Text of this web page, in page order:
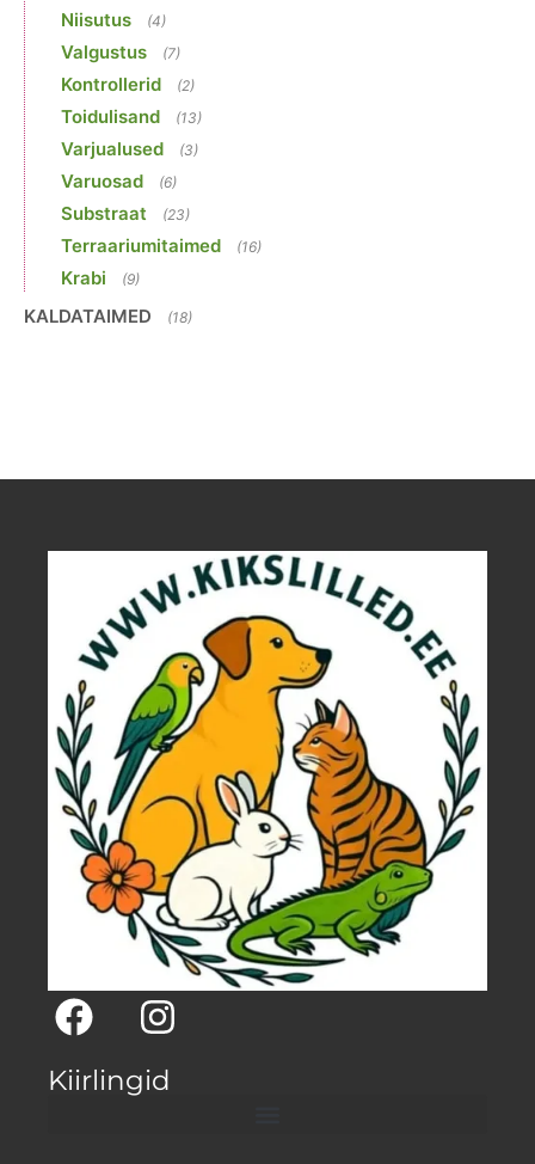
Niisutus (4)
Valgustus (7)
Kontrollerid (2)
Toidulisand (13)
Varjualused (3)
Varuosad (6)
Substraat (23)
Terraariumitaimed (16)
Krabi (9)
KALDATAIMED (18)
Kiirlingid